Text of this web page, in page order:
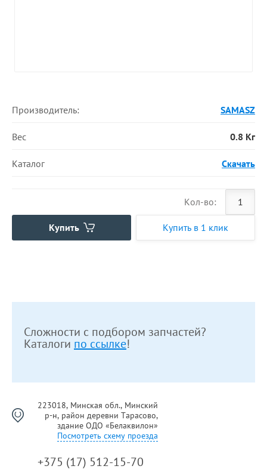
Производитель: SAMASZ
Вес 0.8 Кг
Каталог Скачать
Кол-во:
Купить Купить в 1 клик
Сложности с подбором запчастей?
Каталоги по ссылке!
223018, Минская обл., Минский
р-н, район деревни Тарасово,
здание ОДО «Белаквилон»
Посмотреть схему проезда
+375 (17) 512-15-70